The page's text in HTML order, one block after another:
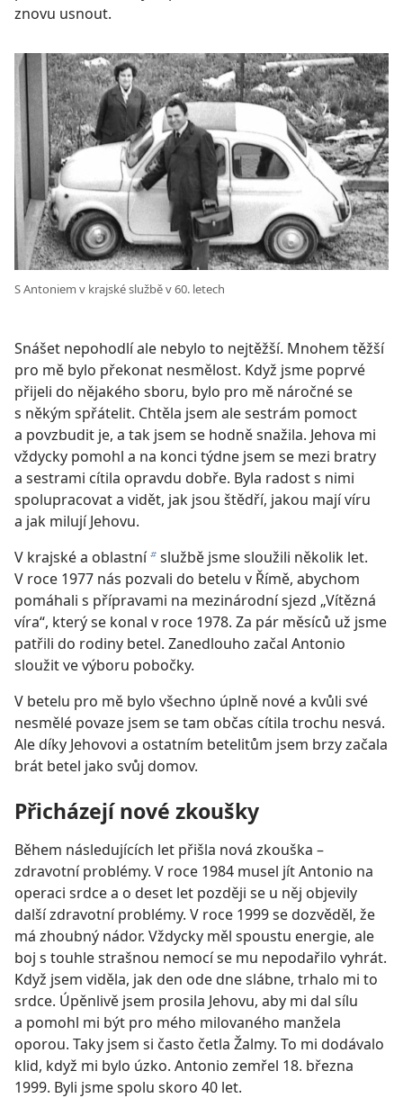
znovu usnout.
S Antoniem v krajské službě v 60. letech
Snášet nepohodlí ale nebylo to nejtěžší. Mnohem těžší
pro mě bylo překonat nesmělost. Když jsme poprvé
přijeli do nějakého sboru, bylo pro mě náročné se
s někým spřátelit. Chtěla jsem ale sestrám pomoct
a povzbudit je, a tak jsem se hodně snažila. Jehova mi
vždycky pomohl a na konci týdne jsem se mezi bratry
a sestrami cítila opravdu dobře. Byla radost s nimi
spolupracovat a vidět, jak jsou štědří, jakou mají víru
a jak milují Jehovu.
V krajské a oblastníbslužbě jsme sloužili několik let.
V roce 1977 nás pozvali do betelu v Římě, abychom
pomáhali s přípravami na mezinárodní sjezd „Vítězná
víra“, který se konal v roce 1978. Za pár měsíců už jsme
patřili do rodiny betel. Zanedlouho začal Antonio
sloužit ve výboru pobočky.
V betelu pro mě bylo všechno úplně nové a kvůli své
nesmělé povaze jsem se tam občas cítila trochu nesvá.
Ale díky Jehovovi a ostatním betelitům jsem brzy začala
brát betel jako svůj domov.
Přicházejí nové zkoušky
Během následujících let přišla nová zkouška –
zdravotní problémy. V roce 1984 musel jít Antonio na
operaci srdce a o deset let později se u něj objevily
další zdravotní problémy. V roce 1999 se dozvěděl, že
má zhoubný nádor. Vždycky měl spoustu energie, ale
boj s touhle strašnou nemocí se mu nepodařilo vyhrát.
Když jsem viděla, jak den ode dne slábne, trhalo mi to
srdce. Úpěnlivě jsem prosila Jehovu, aby mi dal sílu
a pomohl mi být pro mého milovaného manžela
oporou. Taky jsem si často četla Žalmy. To mi dodávalo
klid, když mi bylo úzko. Antonio zemřel 18. března
1999. Byli jsme spolu skoro 40 let.